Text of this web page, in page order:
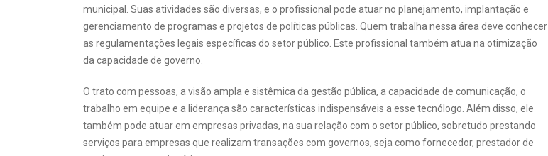
municipal. Suas atividades são diversas, e o profissional pode atuar no planejamento, implantação e
gerenciamento de programas e projetos de políticas públicas. Quem trabalha nessa área deve conhecer
as regulamentações legais específicas do setor público. Este profissional também atua na otimização
da capacidade de governo.
O trato com pessoas, a visão ampla e sistêmica da gestão pública, a capacidade de comunicação, o
trabalho em equipe e a liderança são características indispensáveis a esse tecnólogo. Além disso, ele
também pode atuar em empresas privadas, na sua relação com o setor público, sobretudo prestando
serviços para empresas que realizam transações com governos, seja como fornecedor, prestador de